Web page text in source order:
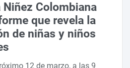
Colombiana
que revela la
de niñas y niños
12 de marzo, a las 9